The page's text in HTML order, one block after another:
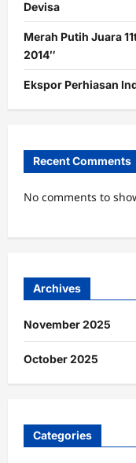
Devisa
Merah Putih Juara
2014″
Ekspor Perhiasan
Recent Comments
No comments to
Archives
November 2025
October 2025
Categories